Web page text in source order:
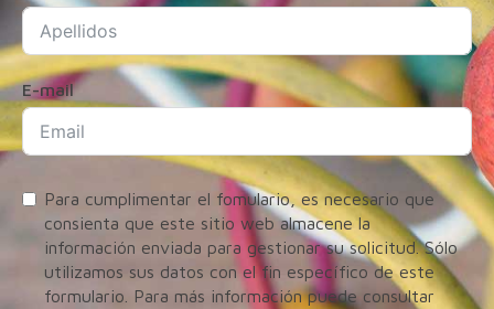
E-mail
Para cumplimentar el fomulario, es necesario que
consienta que este sitio web almacene la
información enviada para gestionar su solicitud. Sólo
utilizamos sus datos con el fin específico de este
formulario. Para más información puede consultar